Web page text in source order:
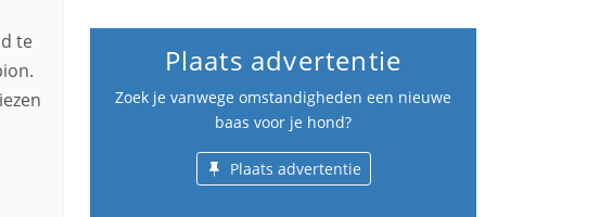
te
Plaats advertentie
Zoek je vanwege omstandigheden een nieuwe
baas voor je hond?
Plaats advertentie